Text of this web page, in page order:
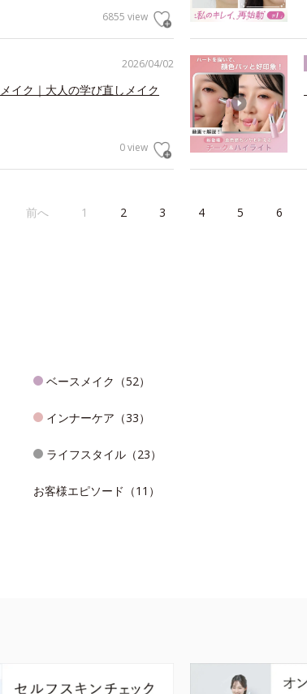
6855 view
2026/04/02
イク｜大人の学び直しメイク
0 view
前へ 1 2 3 4 5 6
ベースメイク（52）
インナーケア（33）
ライフスタイル（23）
お客様エピソード（11）